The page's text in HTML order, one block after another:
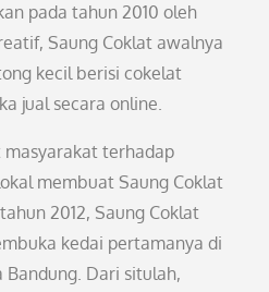
pada tahun 2010 oleh
Saung Coklat awalnya
kecil berisi cokelat
jual secara online.
terhadap
membuat Saung Coklat
2012, Saung Coklat
kedai pertamanya di
Dari situlah,